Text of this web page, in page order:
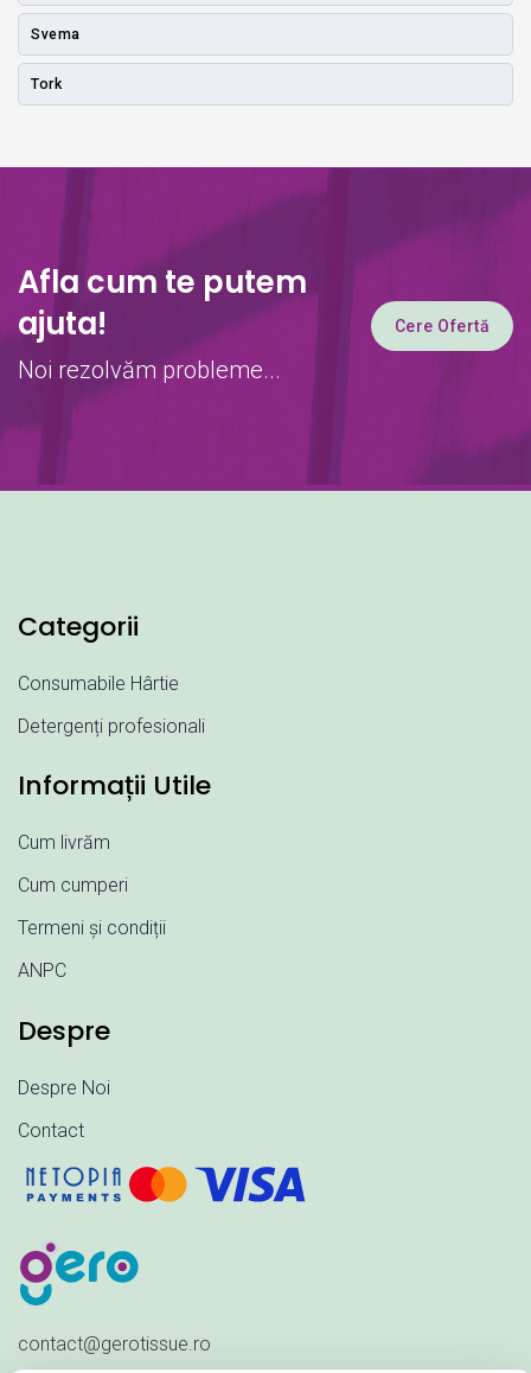
Svema
Tork
Afla cum te putem
ajuta!
Noi rezolvăm probleme...
Cere Ofertă
Categorii
Consumabile Hârtie
Detergenți profesionali
Informații Utile
Cum livrăm
Cum cumperi
Termeni și condiții
ANPC
Despre
Despre Noi
Contact
contact@gerotissue.ro